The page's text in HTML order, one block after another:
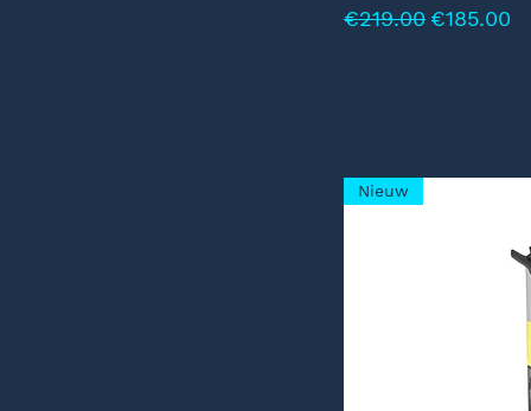
Normale prijs
€219.00 €185.00
Nieuw